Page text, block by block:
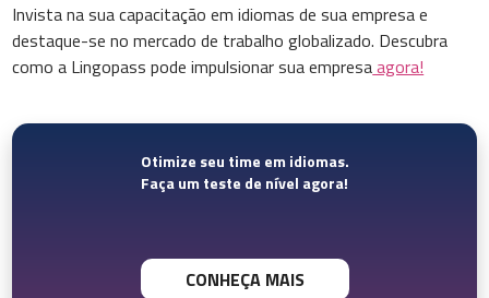
Invista na sua capacitação em idiomas de sua empresa e
destaque-se no mercado de trabalho globalizado. Descubra
como a Lingopass pode impulsionar sua empresaagora!
Otimize seu time em idiomas.
Faça um teste de nível agora!
CONHEÇA MAIS